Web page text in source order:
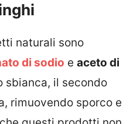
naturali sono
di sodio e aceto di
sbianca, il secondo
rimuovendo sporco e